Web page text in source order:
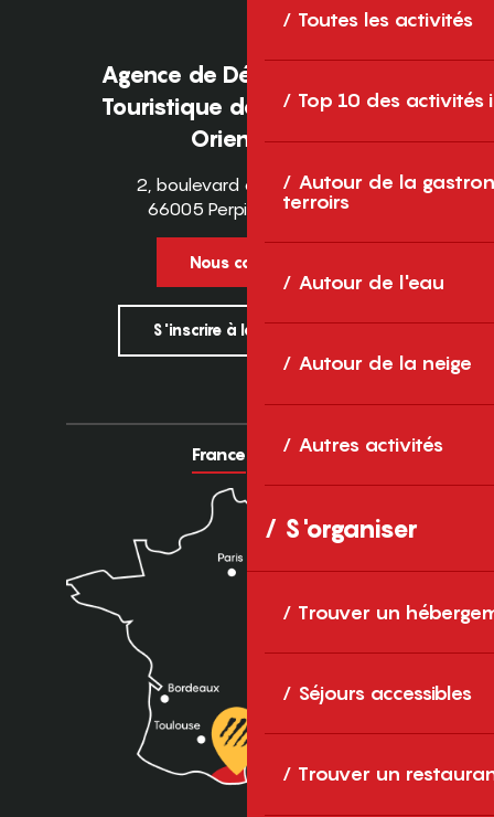
Toutes les activités
Top 10 des activités
Autour de la
terroirs
Autour de l'eau
Autour de la neige
Autres activités
S'organiser
Trouver un
Séjours accessibles
Trouver un
Agence de Développement
Touristique des Pyrénées-
Orientales
2, boulevard des Pyrénées
66005 Perpignan Cedex
Nous contacter
S'inscrire à la newsletter
France Europe